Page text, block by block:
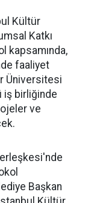
Kültür
Katkı
kapsamında,
faaliyet
Üniversitesi
iş birliğinde
ve
Başkan